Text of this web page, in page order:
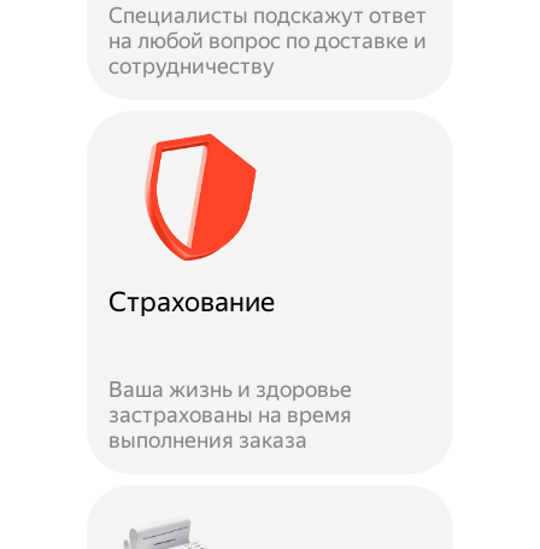
Специалисты подскажут ответ
на любой вопрос по доставке и
сотрудничеству
Страхование
Ваша жизнь и здоровье
застрахованы на время
выполнения заказа